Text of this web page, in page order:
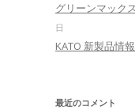
グリーンマック
日
KATO 新製品情報
最近のコメント